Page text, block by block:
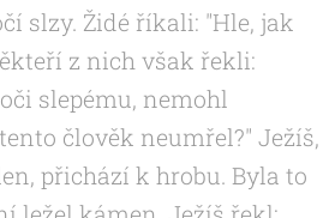
slzy. Židé říkali: "Hle, jak
z nich však řekli:
slepému, nemohl
člověk neumřel?" Ježíš,
přichází k hrobu. Byla to